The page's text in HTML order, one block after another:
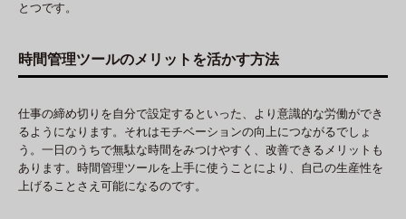
とつです。
時間管理ツールのメリットを活かす方法
仕事の締め切りを自分で設定するといった、より意識的な労働ができ
るようになります。それはモチベーションの向上につながるでしょ
う。一日のうちで無駄な時間をみつけやすく、改善できるメリットも
あります。時間管理ツールを上手に使うことにより、自己の生産性を
上げることさえ可能になるのです。